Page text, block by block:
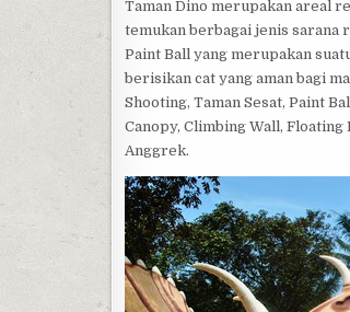
Taman Dino merupakan areal
temukan berbagai jenis sarana
Paint Ball yang merupakan
berisikan cat yang aman bagi
Shooting, Taman Sesat, Paint
Canopy, Climbing Wall,
Anggrek.